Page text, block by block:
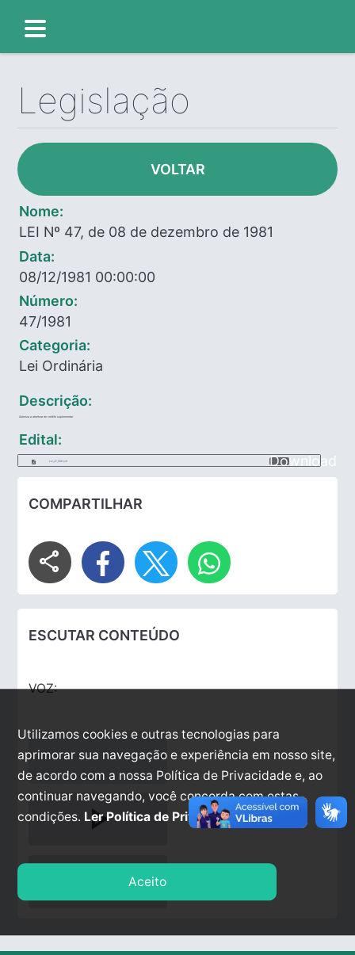
Legislação
VOLTAR
Nome:
LEI Nº 47, de 08 de dezembro de 1981
Data:
08/12/1981 00:00:00
Número:
47/1981
Categoria:
Lei Ordinária
Descrição:
Autoriza a abertura de crédito suplementar
Edital:
Lei_47_1981.pdf Download
COMPARTILHAR
share
ESCUTAR CONTEÚDO
VOZ:
play_arrow
Utilizamos cookies e outras tecnologias para
aprimorar sua navegação e experiência em nosso site,
de acordo com a nossa Política de Privacidade e, ao
continuar navegando, você concorda com estas
condições. Ler Política de Privacidade.
Aceito